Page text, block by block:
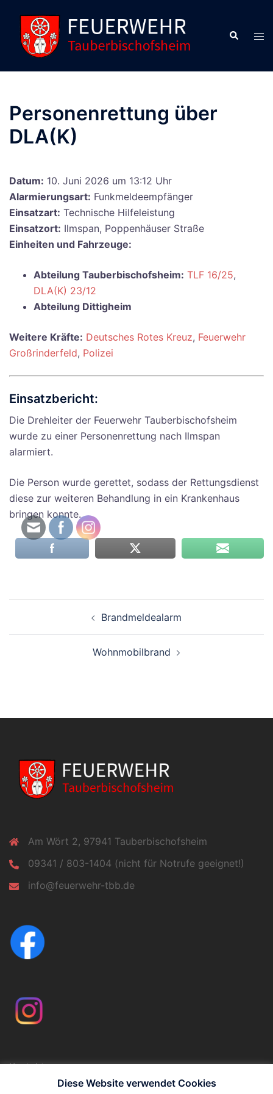
Inhalt
springen
Suche
Personenrettung über
DLA(K)
Datum: 10. Juni 2026 um 13:12 Uhr
Alarmierungsart: Funkmeldeempfänger
Einsatzart: Technische Hilfeleistung
Einsatzort: Ilmspan, Poppenhäuser Straße
Einheiten und Fahrzeuge:
Abteilung Tauberbischofsheim: TLF 16/25,
DLA(K) 23/12
Abteilung Dittigheim
Weitere Kräfte: Deutsches Rotes Kreuz, Feuerwehr
Großrinderfeld, Polizei
Einsatzbericht:
Die Drehleiter der Feuerwehr Tauberbischofsheim
wurde zu einer Personenrettung nach Ilmspan
alarmiert.
Die Person wurde gerettet, sodass der Rettungsdienst
diese zur weiteren Behandlung in ein Krankenhaus
bringen konnte.
Brandmeldealarm
Wohnmobilbrand
Am Wört 2, 97941 Tauberbischofsheim
09341 / 803-1404 (nicht für Notrufe geeignet!)
info@feuerwehr-tbb.de
Kontakt
ImpressumDiese Website verwendet Cookies